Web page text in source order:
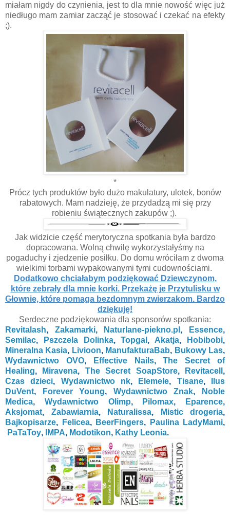
miałam nigdy do czynienia, jest to dla mnie nowość więc już
niedługo mam zamiar zacząć je stosować i czekać na efekty
;).
*
Prócz tych produktów było dużo makulatury, ulotek, bonów
rabatowych. Mam nadzieję, że przydadzą mi się przy
robieniu świątecznych zakupów ;).
Jak widzicie część merytoryczna spotkania była bardzo
dopracowana. Wolną chwilę wykorzystałyśmy na
pogaduchy i zjedzenie posiłku. Do domu wróciłam z dwoma
wielkimi torbami wypakowanymi tymi cudownościami.
Dodatkowo chciałabym podziękować Dziewczynom,
które zebrały dla mnie korki. Przekażę je Przytulisku w
Głownie, które pomaga bezdomnym zwierzakom. Bardzo
dziękuję!
Serdeczne podziękowania dla sponsorów spotkania:
Revitalash, Zakamarki, Naturlane-piekno.pl , Essence,
Semilac, Pszczela Dolinka,Topgal , Akatja, Hobibobi,
Mineralna Kasia, Livioon, ManufakturaBab, Bukowy Las,
Wydawnictwo OVO, Effective Nails,The Secret of
Healing, Miravena, The Secret SoapStore, Revitacell ,
Czas dzieci, Wydawnictwo nk, Elemele, Tisane,
Ilus
DuVent, Forever Young, Wydawnictwo Znak,
Noble
Medica, Wydawnictwo Olimp, Pilomax, Eparence,
Aksjomat, Zabawiarnia, Naturalissa, Mistic drogeria,
Bajkopisarze, Felicea, BeerFingers, Paulina LadyMami,
PaTaToy, IMPA, Modotikon, Kathy Leonia.